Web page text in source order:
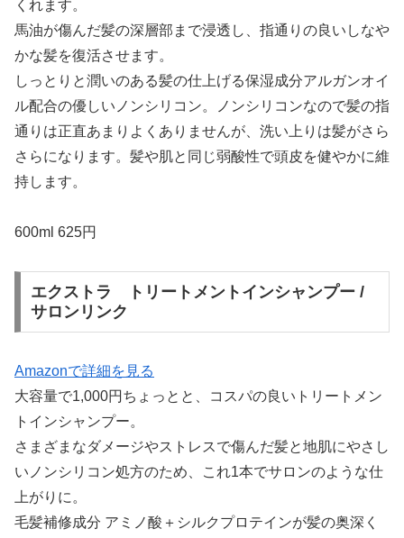
くれます。
馬油が傷んだ髪の深層部まで浸透し、指通りの良いしなや
かな髪を復活させます。
しっとりと潤いのある髪の仕上げる保湿成分アルガンオイ
ル配合の優しいノンシリコン。ノンシリコンなので髪の指
通りは正直あまりよくありませんが、洗い上りは髪がさら
さらになります。髪や肌と同じ弱酸性で頭皮を健やかに維
持します。
600ml 625円
エクストラ トリートメントインシャンプー /
サロンリンク
Amazonで詳細を見る
大容量で1,000円ちょっとと、コスパの良いトリートメン
トインシャンプー。
さまざまなダメージやストレスで傷んだ髪と地肌にやさし
いノンシリコン処方のため、これ1本でサロンのような仕
上がりに。
毛髪補修成分 アミノ酸＋シルクプロテインが髪の奥深く